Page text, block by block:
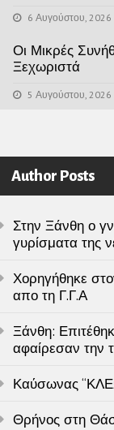
6 Αυγούστου, 2026
Οι Μικρές
Ξεχωριστά
5 Αυγούστου, 2026
Author Posts
Στην Ξάνθη ο
γυρίσματα της
Χορηγήθηκε
απο τη Γ.Γ.Α
Ξάνθη:
αφαίρεσαν την
Καύσωνας
Θρήνος στη